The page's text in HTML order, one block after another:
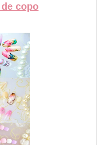
de copo
トへ登録